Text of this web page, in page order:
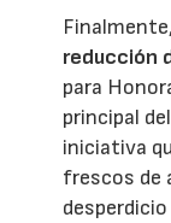
reducción
para
principal
iniciativa
frescos de